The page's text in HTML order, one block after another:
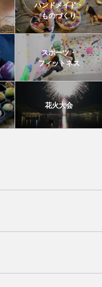
ハンドメイド・
ものづくり
スポーツ・
フィットネス
花火大会